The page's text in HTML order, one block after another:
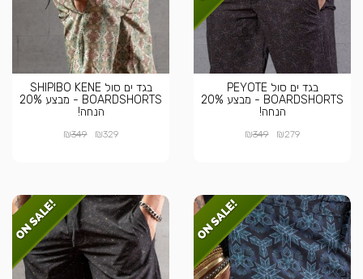
בגד ים סול PEYOTE
BOARDSHORTS - מבצע 20%
הנחה!
₪279
₪349
בגד ים סול SHIPIBO KENE
BOARDSHORTS - מבצע 20%
הנחה!
₪329
₪349